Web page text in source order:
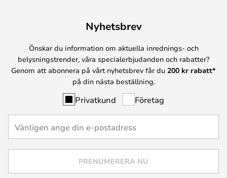
Nyhetsbrev
Önskar du information om aktuella inrednings- och
belysningstrender, våra specialerbjudanden och rabatter?
Genom att abonnera på vårt nyhetsbrev får du 200 kr rabatt*
på din nästa beställning.
Privatkund Företag
PRENUMERERA NU